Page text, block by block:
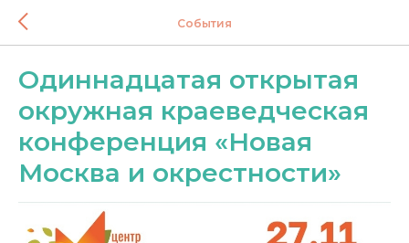
События
Одиннадцатая открытая
окружная краеведческая
конференция «Новая
Москва и окрестности»